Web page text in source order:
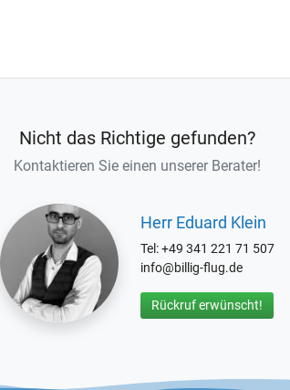
Nicht das Richtige gefunden?
Kontaktieren Sie einen unserer Berater!
Herr Eduard Klein
Tel: +49 341 221 71 507
info@billig-flug.de
Rückruf erwünscht!